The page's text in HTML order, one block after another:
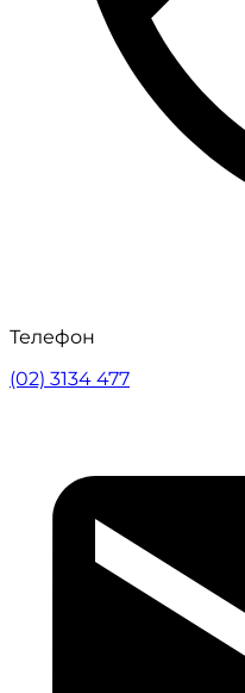
Телефон
(02) 3134 477